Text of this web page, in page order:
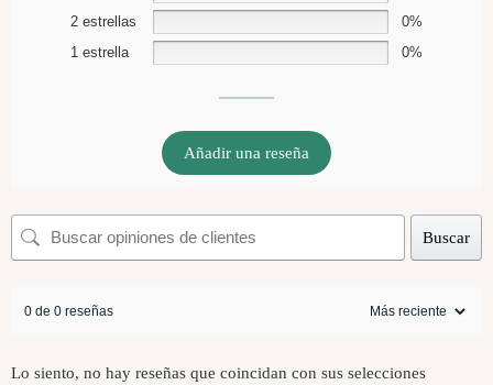
2 estrellas
0%
1 estrella
0%
Añadir una reseña
Buscar
0 de 0 reseñas
Lo siento, no hay reseñas que coincidan con sus selecciones